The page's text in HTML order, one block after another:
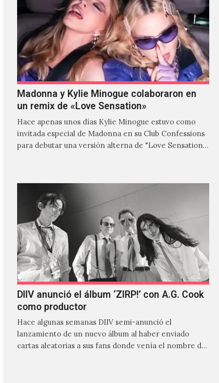
Madonna y Kylie Minogue colaboraron en
un remix de «Love Sensation»
Hace apenas unos días Kylie Minogue estuvo como
invitada especial de Madonna en su Club Confessions
para debutar una versión alterna de "Love Sensation",
DIIV anunció el álbum ‘ZIRP!’ con A.G. Cook
como productor
Hace algunas semanas DIIV semi-anunció el
lanzamiento de un nuevo álbum al haber enviado
cartas aleatorias a sus fans donde venía el nombre de